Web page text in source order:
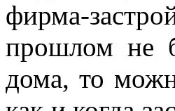
фирма-
прошлом не
дома, то